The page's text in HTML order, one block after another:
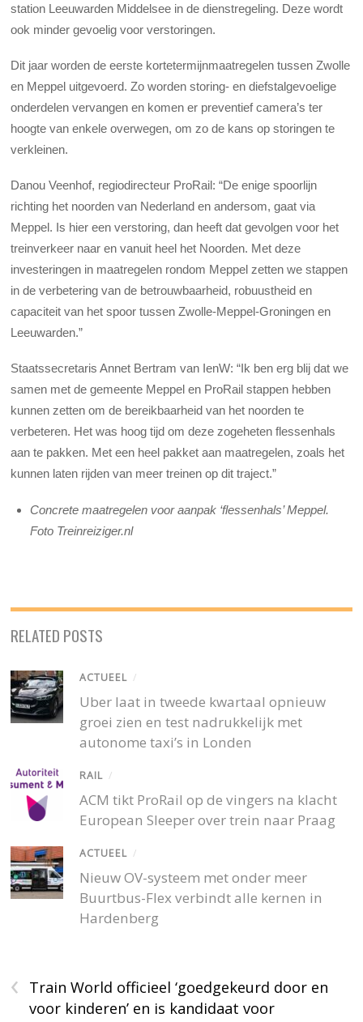
station Leeuwarden Middelsee in de dienstregeling. Deze wordt
ook minder gevoelig voor verstoringen.
Dit jaar worden de eerste kortetermijnmaatregelen tussen Zwolle
en Meppel uitgevoerd. Zo worden storing- en diefstalgevoelige
onderdelen vervangen en komen er preventief camera’s ter
hoogte van enkele overwegen, om zo de kans op storingen te
verkleinen.
Danou Veenhof, regiodirecteur ProRail: “De enige spoorlijn
richting het noorden van Nederland en andersom, gaat via
Meppel. Is hier een verstoring, dan heeft dat gevolgen voor het
treinverkeer naar en vanuit heel het Noorden. Met deze
investeringen in maatregelen rondom Meppel zetten we stappen
in de verbetering van de betrouwbaarheid, robuustheid en
capaciteit van het spoor tussen Zwolle-Meppel-Groningen en
Leeuwarden.”
Staatssecretaris Annet Bertram van IenW: “Ik ben erg blij dat we
samen met de gemeente Meppel en ProRail stappen hebben
kunnen zetten om de bereikbaarheid van het noorden te
verbeteren. Het was hoog tijd om deze zogeheten flessenhals
aan te pakken. Met een heel pakket aan maatregelen, zoals het
kunnen laten rijden van meer treinen op dit traject.”
Concrete maatregelen voor aanpak ‘flessenhals’ Meppel.
Foto Treinreiziger.nl
RELATED POSTS
ACTUEEL /
Uber laat in tweede kwartaal opnieuw
groei zien en test nadrukkelijk met
autonome taxi’s in Londen
RAIL /
ACM tikt ProRail op de vingers na klacht
European Sleeper over trein naar Praag
ACTUEEL /
Nieuw OV-systeem met onder meer
Buurtbus-Flex verbindt alle kernen in
Hardenberg
‹
Train World officieel ‘goedgekeurd door en
voor kinderen’ en is kandidaat voor